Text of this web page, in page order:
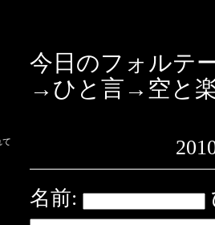
て
今日のフォルテ
→ひと言→空と
名前: